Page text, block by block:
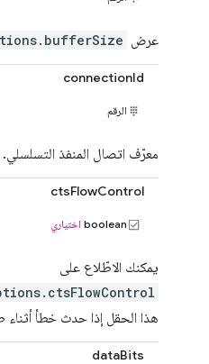
عرض
connectionId
الرقم
معرّف اتصال المنفذ التسلسلي.
ctsFlowControl
boolean اختياري
يمكنك الاطّلاع على
هذا الحقل إذا حدث خطأ أثناء
dataBits